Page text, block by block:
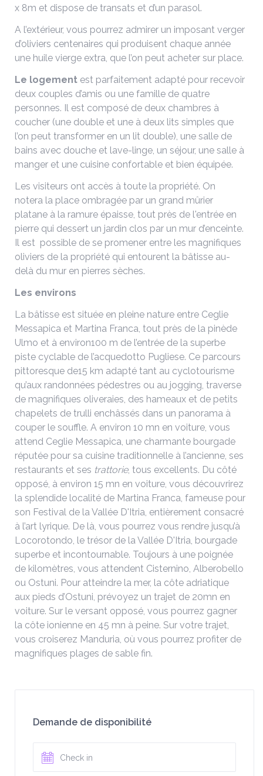
x 8m et dispose de transats et d’un parasol.
A l’extérieur, vous pourrez admirer un imposant verger
d’oliviers centenaires qui produisent chaque année
une huile vierge extra, que l’on peut acheter sur place.
Le logement est parfaitement adapté pour recevoir
deux couples d’amis ou une famille de quatre
personnes. Il est composé de deux chambres à
coucher (une double et une à deux lits simples que
l’on peut transformer en un lit double), une salle de
bains avec douche et lave-linge, un séjour, une salle à
manger et une cuisine confortable et bien équipée.
Les visiteurs ont accès à toute la propriété. On
notera la place ombragée par un grand mûrier
platane à la ramure épaisse, tout près de l'entrée en
pierre qui dessert un jardin clos par un mur d’enceinte.
Il est possible de se promener entre les magnifiques
oliviers de la propriété qui entourent la bâtisse au-
delà du mur en pierres sèches.
Les environs
La bâtisse est située en pleine nature entre Ceglie
Messapica et Martina Franca, tout près de la pinède
Ulmo et à environ100 m de l’entrée de la superbe
piste cyclable de l’acquedotto Pugliese. Ce parcours
pittoresque de15 km adapté tant au cyclotourisme
qu’aux randonnées pédestres ou au jogging, traverse
de magnifiques oliveraies, des hameaux et de petits
chapelets de trulli enchâssés dans un panorama à
couper le souffle. A environ 10 mn en voiture, vous
attend Ceglie Messapica, une charmante bourgade
réputée pour sa cuisine traditionnelle à l’ancienne, ses
restaurants et ses trattorie, tous excellents. Du côté
opposé, à environ 15 mn en voiture, vous découvrirez
la splendide localité de Martina Franca, fameuse pour
son Festival de la Vallée D'Itria, entièrement consacré
à l’art lyrique. De là, vous pourrez vous rendre jusqu’à
Locorotondo, le trésor de la Vallée D'Itria, bourgade
superbe et incontournable. Toujours à une poignée
de kilomètres, vous attendent Cisternino, Alberobello
ou Ostuni. Pour atteindre la mer, la côte adriatique
aux pieds d’Ostuni, prévoyez un trajet de 20mn en
voiture. Sur le versant opposé, vous pourrez gagner
la côte ionienne en 45 mn à peine. Sur votre trajet,
vous croiserez Manduria, où vous pourrez profiter de
magnifiques plages de sable fin.
Demande de disponibilité